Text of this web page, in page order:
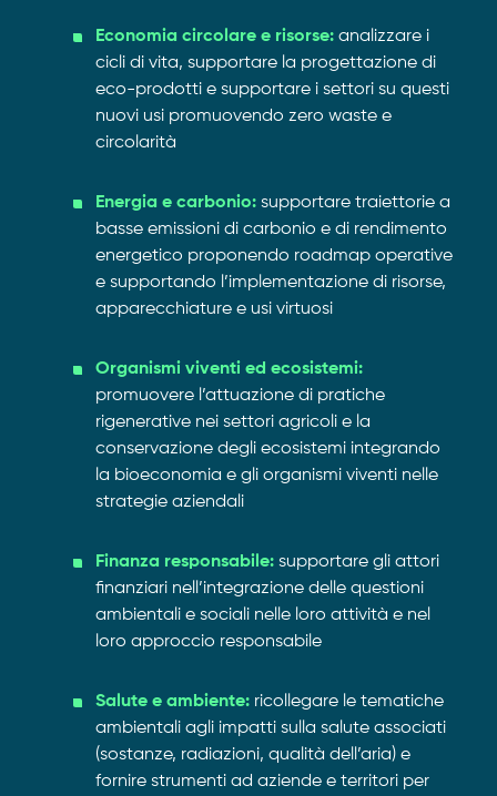
Economia circolare e risorse: analizzare i
cicli di vita, supportare la progettazione di
eco-prodotti e supportare i settori su questi
nuovi usi promuovendo zero waste e
circolarità
Energia e carbonio: supportare traiettorie a
basse emissioni di carbonio e di rendimento
energetico proponendo roadmap operative
e supportando l’implementazione di risorse,
apparecchiature e usi virtuosi
Organismi viventi ed ecosistemi:
promuovere l’attuazione di pratiche
rigenerative nei settori agricoli e la
conservazione degli ecosistemi integrando
la bioeconomia e gli organismi viventi nelle
strategie aziendali
Finanza responsabile: supportare gli attori
finanziari nell’integrazione delle questioni
ambientali e sociali nelle loro attività e nel
loro approccio responsabile
Salute e ambiente: ricollegare le tematiche
ambientali agli impatti sulla salute associati
(sostanze, radiazioni, qualità dell’aria) e
fornire strumenti ad aziende e territori per